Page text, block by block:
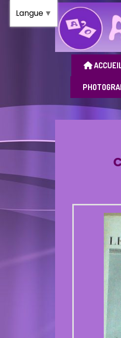
Langue ▼
Panneau de gestion des cookies